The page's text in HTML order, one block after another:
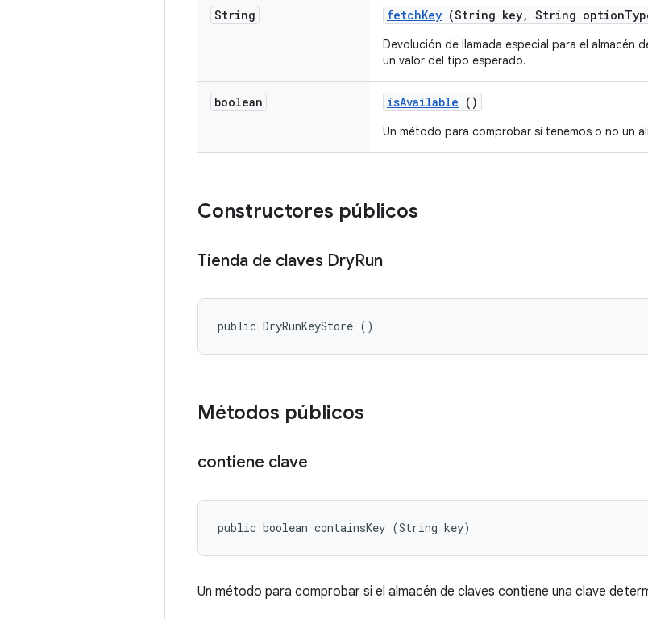
String fetchKey (String key, String option
Devolución de llamada especial para el almacén
un valor del tipo esperado.
boolean isAvailable ()
Un método para comprobar si tenemos o no un
Constructores públicos
Tienda de claves DryRun
public DryRunKeyStore ()
Métodos públicos
contiene clave
public boolean containsKey (String key)
Un método para comprobar si el almacén de claves contiene una clave